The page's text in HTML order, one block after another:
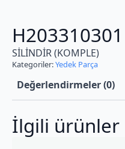
H203310301
SİLİNDİR (KOMPLE)
Kategoriler:Yedek Parça
Değerlendirmeler (0)
İlgili ürünler